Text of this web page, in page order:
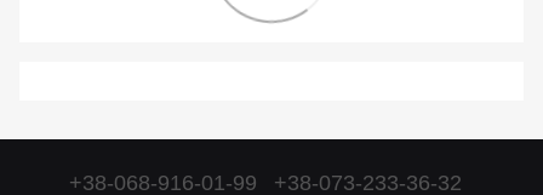
+38-068-916-01-99 +38-073-233-36-32